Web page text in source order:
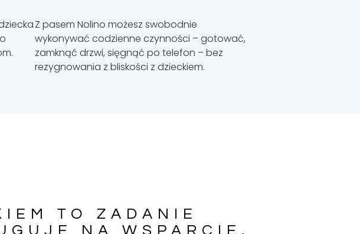
Z pasem Nolino możesz swobodnie
wykonywać codzienne czynności – gotować,
zamknąć drzwi, sięgnąć po telefon – bez
rezygnowania z bliskości z dzieckiem.
TO ZADANIE
NA WSPARCIE.